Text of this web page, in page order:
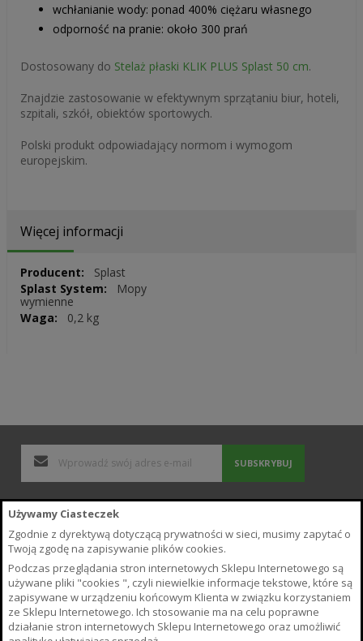
Używamy Ciasteczek
Zgodnie z dyrektywą dotyczącą prywatności w sieci, musimy zapytać o
Twoją zgodę na zapisywanie plików cookies.
Podczas przeglądania stron internetowych Sklepu Internetowego są
używane pliki "cookies ", czyli niewielkie informacje tekstowe, które są
zapisywane w urządzeniu końcowym Klienta w związku korzystaniem
ze Sklepu Internetowego. Ich stosowanie ma na celu poprawne
działanie stron internetowych Sklepu Internetowego oraz umożliwić
wchłanianie wody: ponad 400% ciężaru własnego
odporność na pranie: około 300 prań
Dostosowany do Stelaż płaski KLIK PLUS Splast 50 cm.
Znajdzie zastosowanie w efektywnym sprzątaniu biur, hoteli,
szpitali, szkół, obiektów sportowych.
Polski produkt odpowiadający normom i wymogom
europejskim.
Więcej informacji
Więcej
informacji
Splast
Mopy
wymienne
0,2 kg
SUBSKRYBUJ
Polityka Prywatności i Cookies
Wyszukiwane frazy
Zamówienia i zwroty
Poradnik
Regulamin Sklepu
O Sklepie
Płatność i Dostawa